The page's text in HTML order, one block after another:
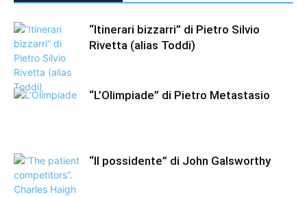
“Itinerari bizzarri” di Pietro Silvio
Rivetta (alias Toddi)
“L’Olimpiade” di Pietro Metastasio
“Il possidente” di John Galsworthy